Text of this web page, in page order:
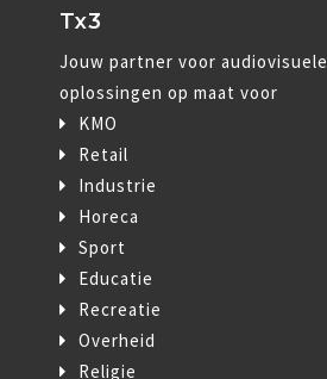
Tx3
Jouw partner voor audiovisuele
oplossingen op maat voor
KMO
Retail
Industrie
Horeca
Sport
Educatie
Recreatie
Overheid
Religie